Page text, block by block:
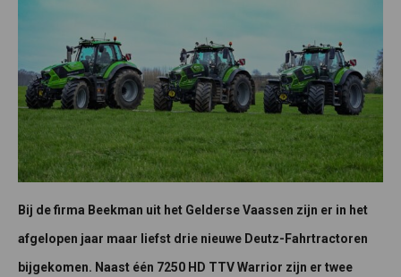
Bij de firma Beekman uit het Gelderse Vaassen zijn er in het
afgelopen jaar maar liefst drie nieuwe Deutz-Fahrtractoren
bijgekomen. Naast één 7250 HD TTV Warrior zijn er twee